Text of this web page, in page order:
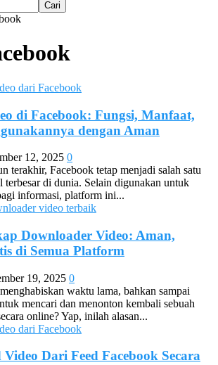
di Facebook: Fungsi, Manfaat,
dengan Aman
12, 2025 0
terakhir, Facebook tetap menjadi salah satu
terbesar di dunia. Selain digunakan untuk
informasi, platform ini...
Downloader Video: Aman,
di Semua Platform
19, 2025 0
waktu lama, bahkan sampai
mencari dan menonton kembali sebuah
online? Yap, inilah alasan...
Dari Feed Facebook Secara